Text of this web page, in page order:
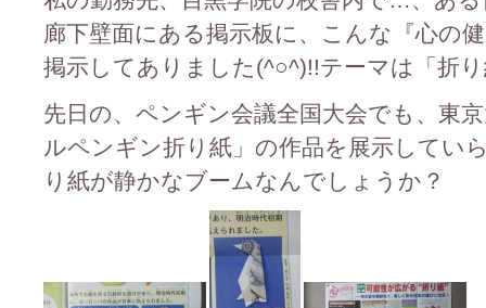
廊下壁面にある掲示板に、こんな『心の
掲示してありました(^○^)!!テーマは「折
先日の、ペンギン会議全国大会でも、東
ルペンギン折り紙」の作品を展示してい
り紙が静かなブームなんでしょうか？